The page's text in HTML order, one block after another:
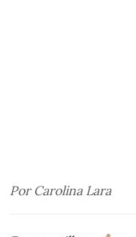
Por Carolina Lara